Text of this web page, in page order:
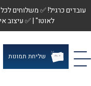
לאוטו" | ✅ עיצוב
שליחת תמונות